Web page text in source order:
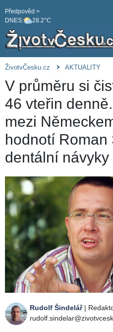
DNES: 28.2°C
Předpověd >
ŽivotvČesku.cz AKTUALITY
V průměru si
46 vteřin
mezi
hodnotí Roman
dentální návyky
Rudolf Šindelář|